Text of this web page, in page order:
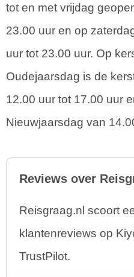
tot en met vrijdag
23.00 uur en op
uur tot 23.00 uur. Op
Oudejaarsdag is de
12.00 uur tot 17.00 uur
Nieuwjaarsdag van
Reviews over
Reisgraag.nl scoort
klantenreviews op
TrustPilot.